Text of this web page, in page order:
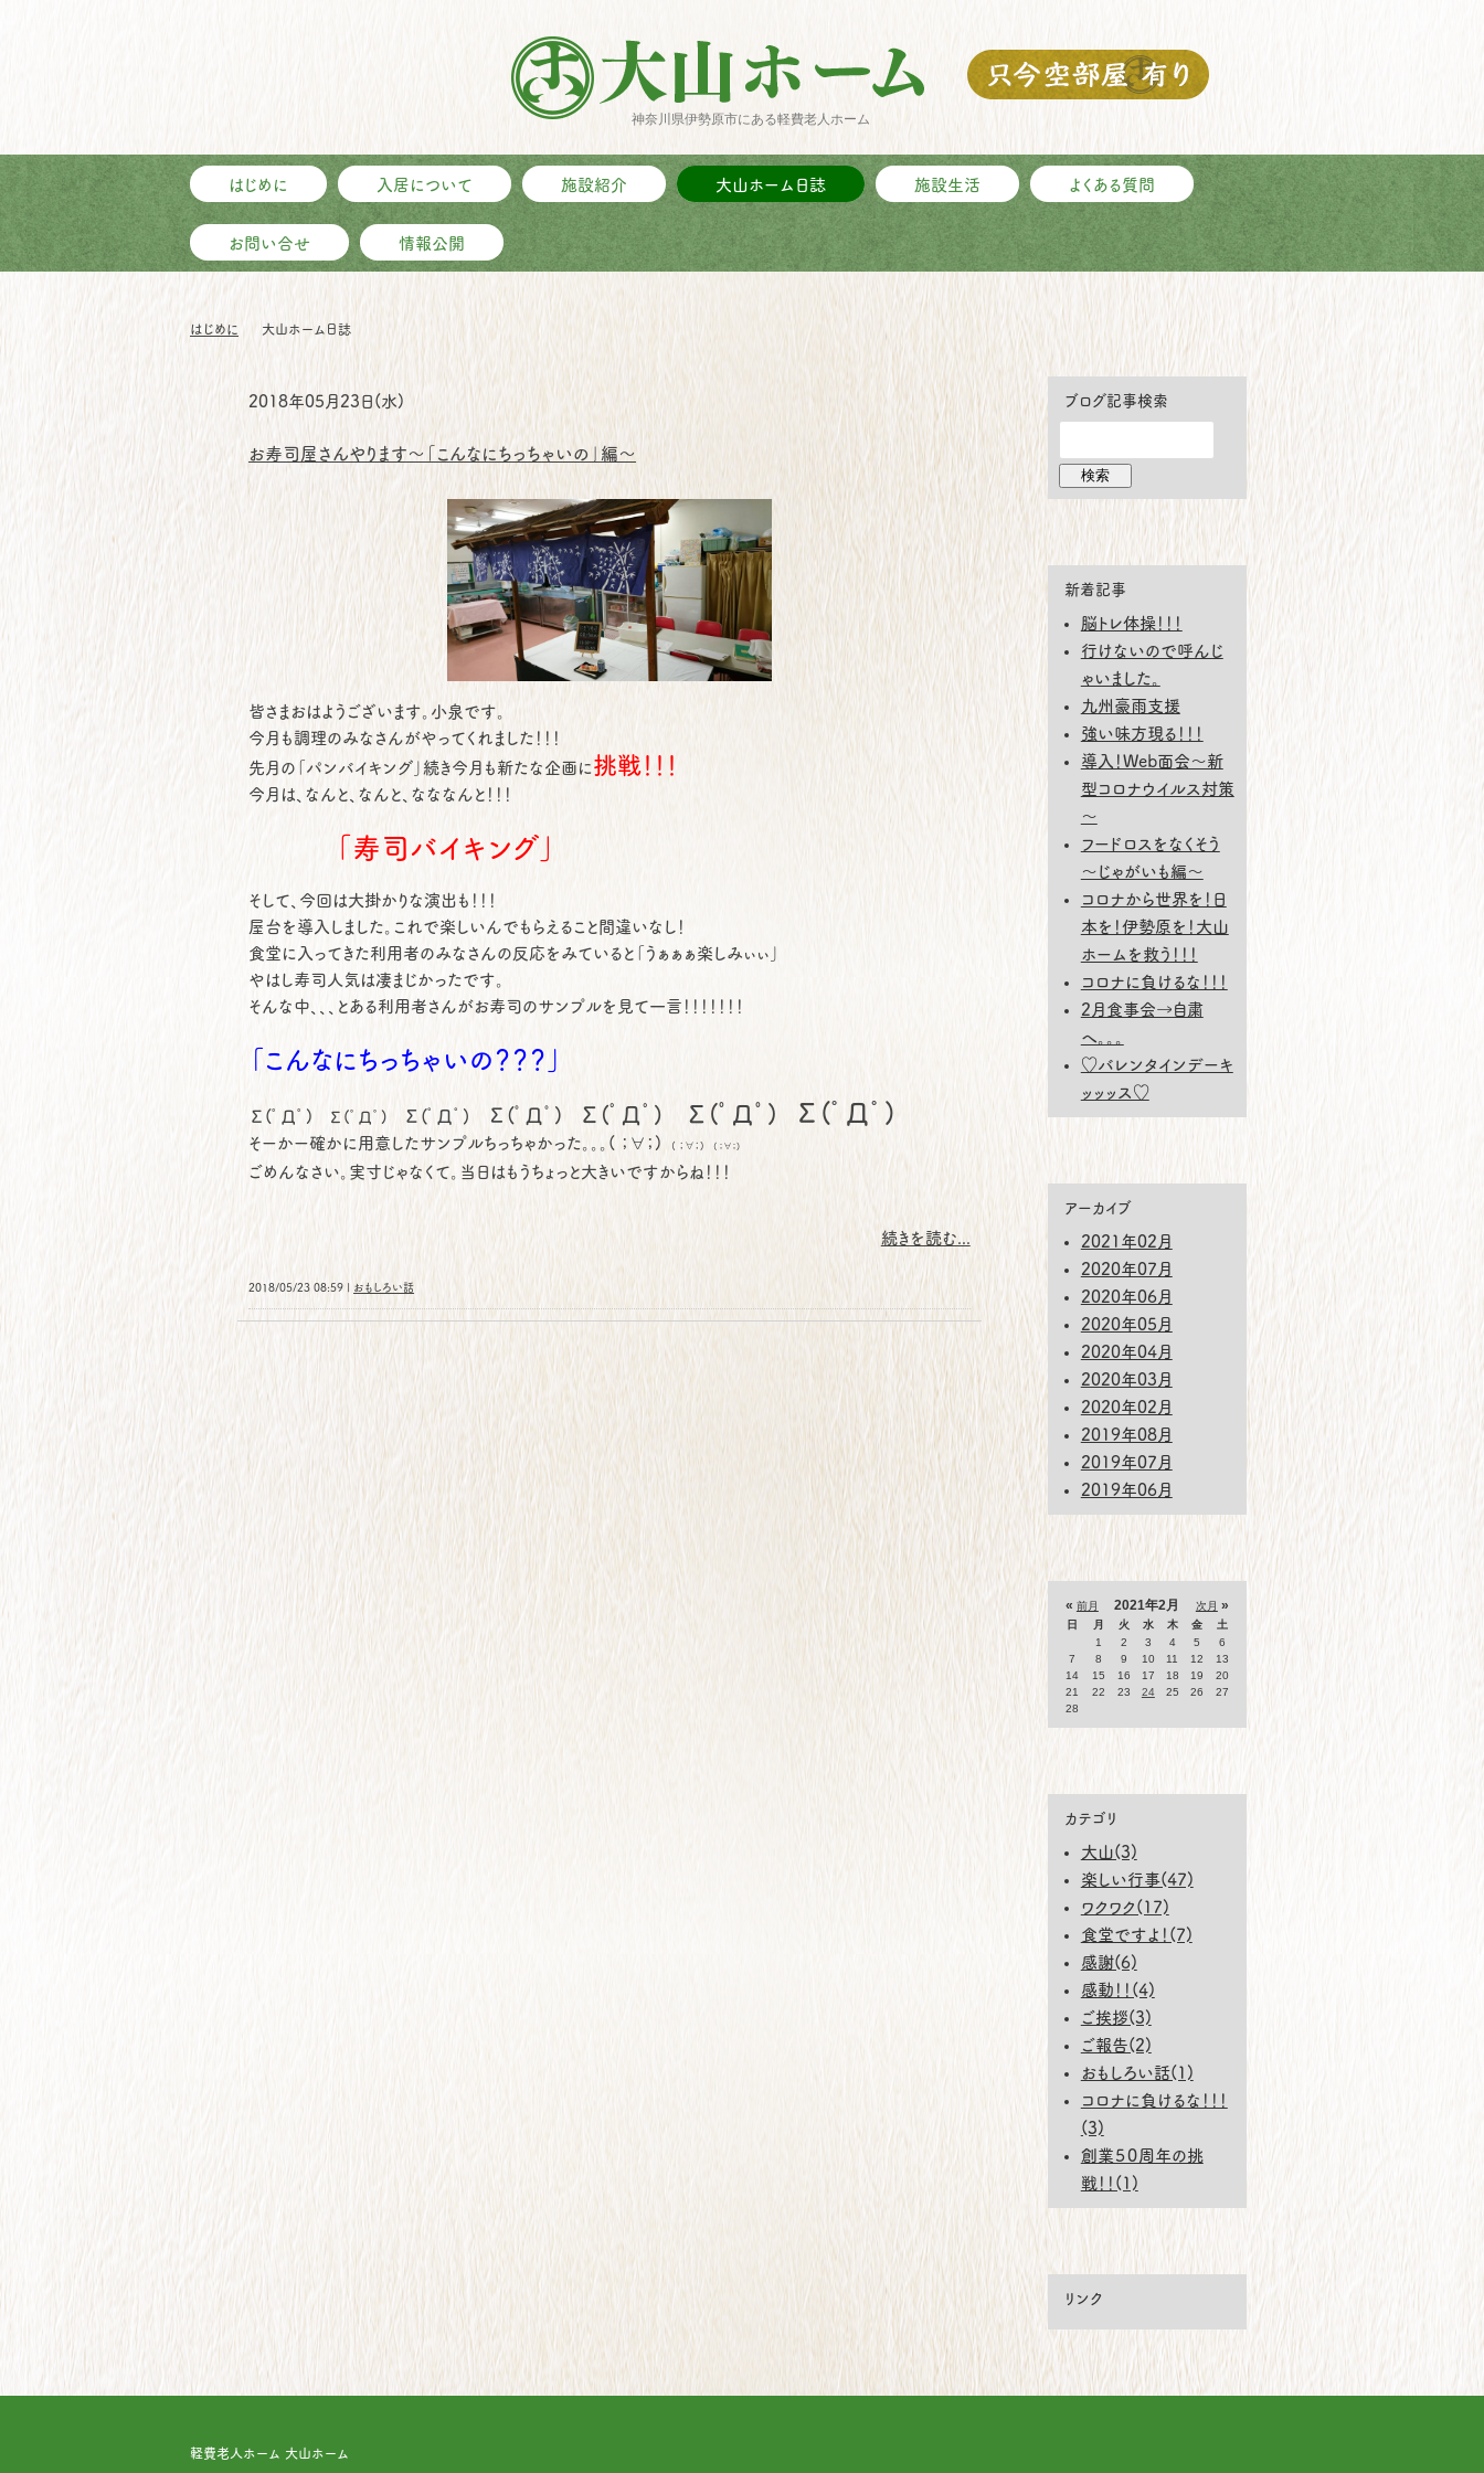
神奈川県伊勢原市にある軽費老人ホーム
はじめに 入居について 施設紹介 大山ホーム日誌 施設生活 よくある質問
お問い合せ 情報公開
はじめに 大山ホーム日誌
2018年05月23日(水)
お寿司屋さんやります～「こんなにちっちゃいの」編～
皆さまおはようございます。小泉です。
今月も調理のみなさんがやってくれました！！！
先月の「パンバイキング」続き今月も新たな企画に 挑戦！！！
今月は、なんと、なんと、なななんと！！！
「寿司バイキング」
そして、今回は大掛かりな演出も！！！
屋台を導入しました。これで楽しいんでもらえること間違いなし！
食堂に入ってきた利用者のみなさんの反応をみていると「うぁぁぁ楽しみぃぃ」
やはし寿司人気は凄まじかったです。
そんな中、、、とある利用者さんがお寿司のサンプルを見て一言！！！！！！！
「こんなにちっちゃいの？？？」
Σ(ﾟДﾟ) Σ(ﾟДﾟ) Σ(ﾟДﾟ) Σ(ﾟДﾟ) Σ(ﾟДﾟ) Σ(ﾟДﾟ) Σ(ﾟДﾟ)
そーかー確かに用意したサンプルちっちゃかった。。。( ；∀；) ( ；∀；) ( ；∀；)
ごめんなさい。実寸じゃなくて。当日はもうちょっと大きいですからね！！！
続きを読む...
2018/05/23 08:59 | おもしろい話
ブログ記事検索
新着記事
脳トレ体操！！！
行けないので呼んじ
ゃいました。
九州豪雨支援
強い味方現る！！！
導入！Web面会～新
型コロナウイルス対策
～
フードロスをなくそう
～じゃがいも編～
コロナから世界を！日
本を！伊勢原を！大山
ホームを救う！！！
コロナに負けるな！！！
2月食事会→自粛
へ。。。
♡バレンタインデーキ
ッッッス♡
アーカイブ
2021年02月
2020年07月
2020年06月
2020年05月
2020年04月
2020年03月
2020年02月
2019年08月
2019年07月
2019年06月
« 前月 次月 »
2021年2月
日 月 火 水 木 金
土
1
2 3 4 5
6
7
8 9 10 11 12
13
14
15 16 17 18 19
20
21
22 23 24 25 26
27
28
カテゴリ
大山(3)
楽しい行事(47)
ワクワク(17)
食堂ですよ！(7)
感謝(6)
感動！！(4)
ご挨拶(3)
ご報告(2)
おもしろい話(1)
コロナに負けるな！！！
(3)
創業５０周年の挑
戦！！(1)
リンク
軽費老人ホーム 大山ホーム